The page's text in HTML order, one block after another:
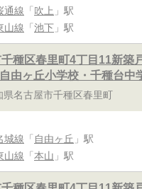
通線 「 吹上 」駅
山線 「 池下 」駅
千種区春里町4丁目11新築
由ヶ丘小学校・千種台中
県名古屋市千種区春里町
城線 「 自由ヶ丘 」駅
山線 「 本山 」駅